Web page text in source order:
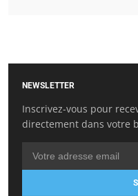
NEWSLETTER
Inscrivez-vous pour
directement dans votre